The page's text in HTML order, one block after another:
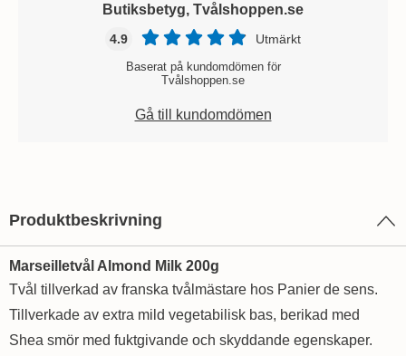
Butiksbetyg, Tvålshoppen.se
4.9 Utmärkt
Baserat på kundomdömen för
Tvålshoppen.se
Gå till kundomdömen
Produktbeskrivning
Marseilletvål Almond Milk 200g
Tvål tillverkad av franska tvålmästare hos Panier de sens.
Tillverkade av extra mild vegetabilisk bas, berikad med
Shea smör med fuktgivande och skyddande egenskaper.